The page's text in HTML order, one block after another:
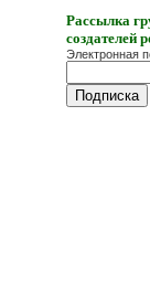
Рассылка
создателей
Электронная